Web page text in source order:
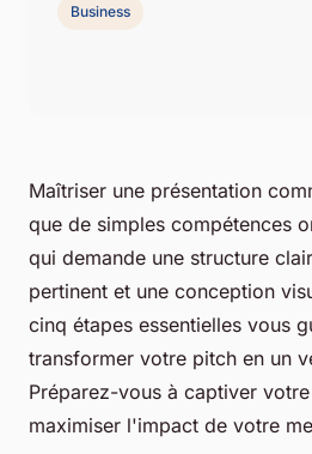
Maîtriser une présentation
que de simples compétences
qui demande une structure
pertinent et une conception
cinq étapes essentielles vous
transformer votre pitch en un
Préparez-vous à captiver
maximiser l'impact de votre
Business